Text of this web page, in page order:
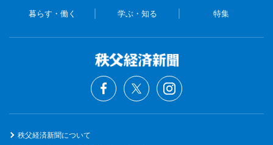
暮らす・働く 学ぶ・知る 特集
秩父経済新聞について